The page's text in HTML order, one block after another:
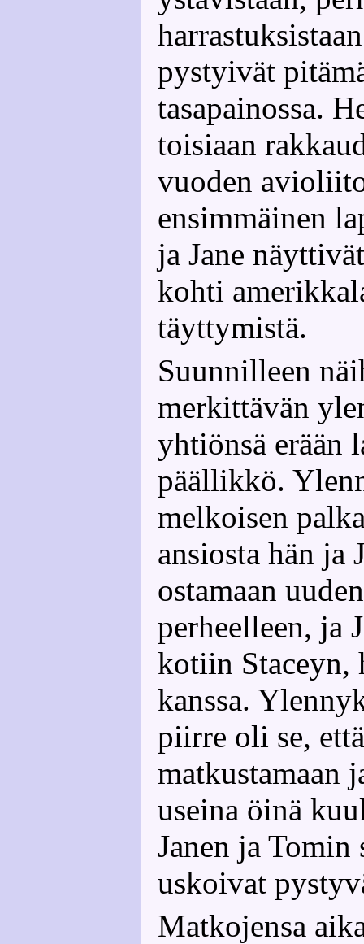
pystyivät
tasapainossa.
toisiaan
vuoden
ensimmäinen
ja Jane
kohti
täyttymistä.
Suunnilleen
merkittävän
yhtiönsä erään
päällikkö.
melkoisen
ansiosta hän ja
ostamaan
perheelleen, ja
kotiin Staceyn,
kanssa.
piirre oli se,
matkustamaan
useina öinä
Janen ja Tomin
uskoivat
Matkojensa